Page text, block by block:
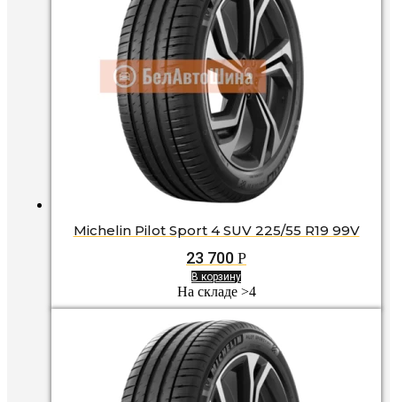
Michelin Pilot Sport 4 SUV 225/55 R19 99V
23 700 Р
В корзину
На складе >4